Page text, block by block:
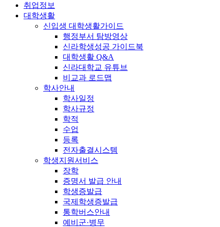
취업정보
대학생활
신입생 대학생활가이드
행정부서 탐방영상
신라학생성공 가이드북
대학생활 Q&A
신라대학교 유튜브
비교과 로드맵
학사안내
학사일정
학사규정
학적
수업
등록
전자출결시스템
학생지원서비스
장학
증명서 발급 안내
학생증발급
국제학생증발급
통학버스안내
예비군·병무